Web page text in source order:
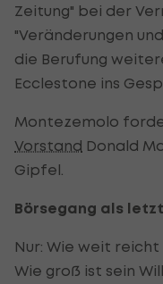
Zeitung" bei der
"Veränderungen
die Berufung
Ecclestone ins
Montezemolo
Vorstand Donald
Gipfel.
Börsegang als
Nur: Wie weit
Wie groß ist sein